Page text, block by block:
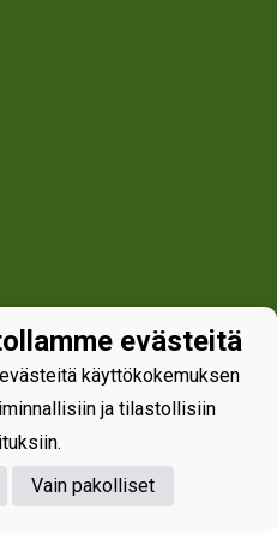
evästeitä
käyttökokemuksen
ja tilastollisiin
Vain pakolliset